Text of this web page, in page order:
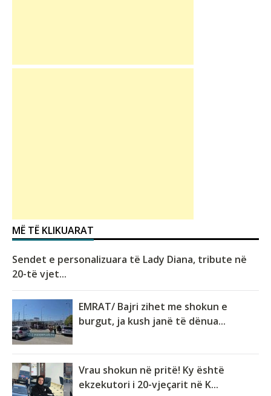
MË TË KLIKUARAT
Sendet e personalizuara të Lady Diana, tribute në
20-të vjet...
EMRAT/ Bajri zihet me shokun e
burgut, ja kush janë të dënua...
Vrau shokun në pritë! Ky është
ekzekutori i 20-vjeçarit në K...